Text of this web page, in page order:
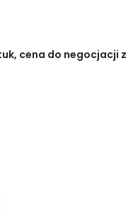
cena do negocjacji z